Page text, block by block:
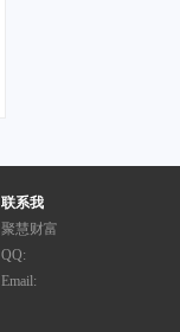
联系我
聚慧财富
QQ:
Email: